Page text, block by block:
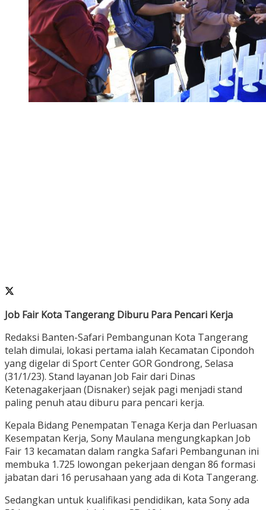
Job Fair Kota Tangerang Diburu Para Pencari Kerja
Redaksi Banten-Safari Pembangunan Kota Tangerang
telah dimulai, lokasi pertama ialah Kecamatan Cipondoh
yang digelar di Sport Center GOR Gondrong, Selasa
(31/1/23). Stand layanan Job Fair dari Dinas
Ketenagakerjaan (Disnaker) sejak pagi menjadi stand
paling penuh atau diburu para pencari kerja.
Kepala Bidang Penempatan Tenaga Kerja dan Perluasan
Kesempatan Kerja, Sony Maulana mengungkapkan Job
Fair 13 kecamatan dalam rangka Safari Pembangunan ini
membuka 1.725 lowongan pekerjaan dengan 86 formasi
jabatan dari 16 perusahaan yang ada di Kota Tangerang.
Sedangkan untuk kualifikasi pendidikan, kata Sony ada